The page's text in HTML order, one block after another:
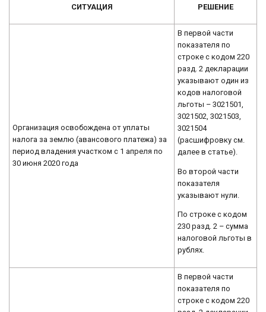
СИТУАЦИЯ РЕШЕНИЕ
Организация освобождена от уплаты
налога за землю (авансового платежа) за
период владения участком с 1 апреля по
30 июня 2020 года
В первой части
показателя по
строке с кодом 220
разд. 2 декларации
указывают один из
кодов налоговой
льготы – 3021501,
3021502, 3021503,
3021504
(расшифровку см.
далее в статье).
Во второй части
показателя
указывают нули.
По строке с кодом
230 разд. 2 – сумма
налоговой льготы в
рублях.
В первой части
показателя по
строке с кодом 220